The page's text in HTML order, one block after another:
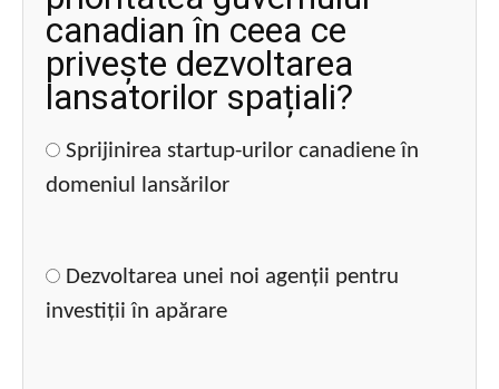
canadian în ceea ce
privește dezvoltarea
lansatorilor spațiali?
Sprijinirea startup-urilor canadiene în
domeniul lansărilor
Dezvoltarea unei noi agenții pentru
investiții în apărare